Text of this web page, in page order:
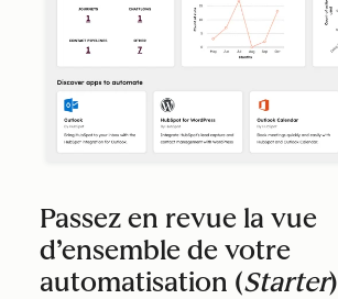
Passez en revue la vue
d’ensemble de votre
automatisation (Starter)